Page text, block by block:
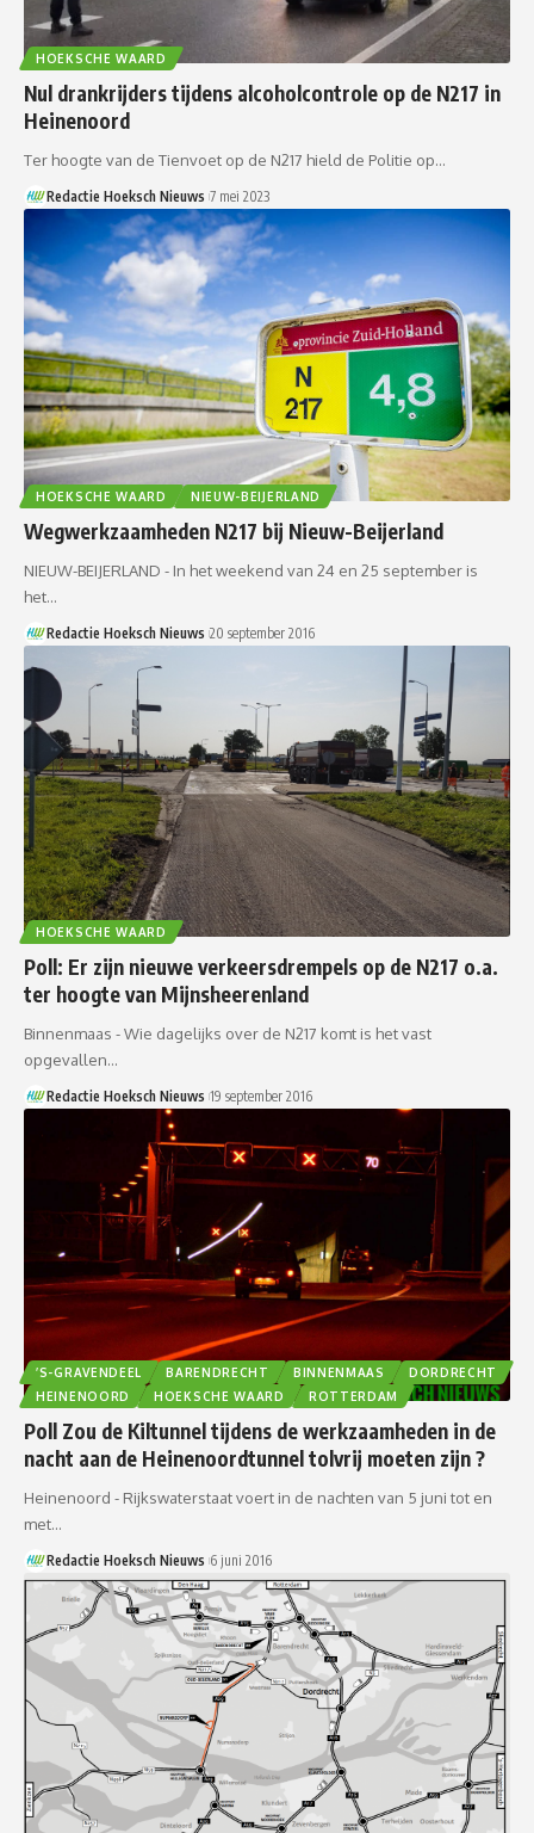
HOEKSCHE WAARD
Nul drankrijders tijdens alcoholcontrole op de N217 in
Heinenoord
Ter hoogte van de Tienvoet op de N217 hield de Politie op…
Redactie Hoeksch Nieuws 7 mei 2023
HOEKSCHE WAARD NIEUW-BEIJERLAND
Wegwerkzaamheden N217 bij Nieuw-Beijerland
NIEUW-BEIJERLAND - In het weekend van 24 en 25 september is
het…
Redactie Hoeksch Nieuws 20 september 2016
HOEKSCHE WAARD
Poll: Er zijn nieuwe verkeersdrempels op de N217 o.a.
ter hoogte van Mijnsheerenland
Binnenmaas - Wie dagelijks over de N217 komt is het vast
opgevallen…
Redactie Hoeksch Nieuws 19 september 2016
’S-GRAVENDEEL BARENDRECHT BINNENMAAS
DORDRECHT
HEINENOORD
HOEKSCHE WAARD ROTTERDAM
Poll Zou de Kiltunnel tijdens de werkzaamheden in de
nacht aan de Heinenoordtunnel tolvrij moeten zijn ?
Heinenoord - Rijkswaterstaat voert in de nachten van 5 juni tot en
met…
Redactie Hoeksch Nieuws 6 juni 2016